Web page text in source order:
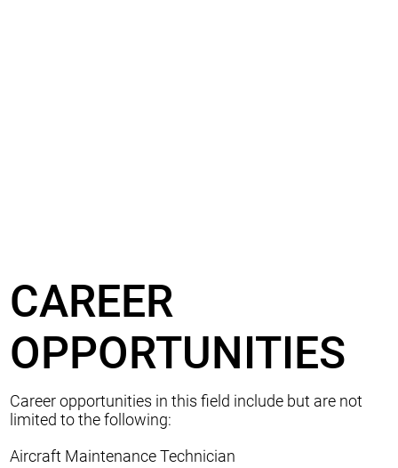
CAREER
OPPORTUNITIES
Career opportunities in this field include but are not
limited to the following:
Aircraft Maintenance Technician